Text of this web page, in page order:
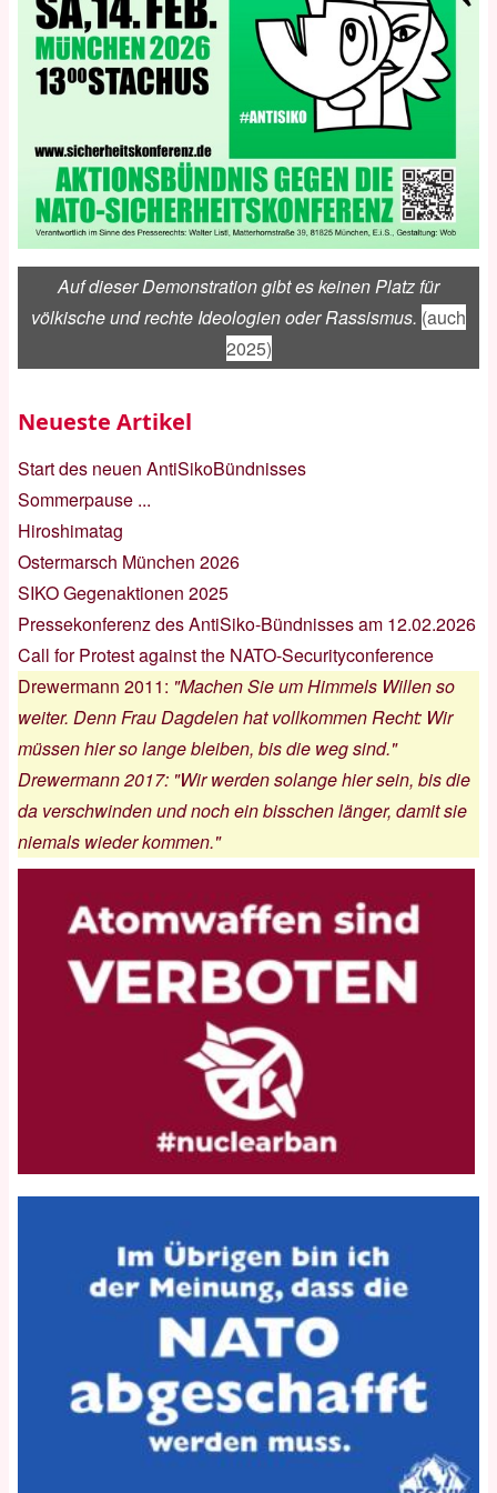
Auf dieser Demonstration gibt es keinen Platz für
völkische und rechte Ideologien oder Rassismus. (auch
2025)
Neueste Artikel
Start des neuen AntiSikoBündnisses
Sommerpause ...
Hiroshimatag
Ostermarsch München 2026
SIKO Gegenaktionen 2025
Pressekonferenz des AntiSiko-Bündnisses am 12.02.2026
Call for Protest against the NATO-Securityconference
Drewermann 2011: "Machen Sie um Himmels Willen so
weiter. Denn Frau Dagdelen hat vollkommen Recht: Wir
müssen hier so lange bleiben, bis die weg sind."
Drewermann 2017: "Wir werden solange hier sein, bis die
da verschwinden und noch ein bisschen länger, damit sie
niemals wieder kommen."